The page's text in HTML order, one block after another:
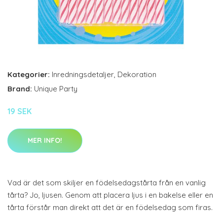
Kategorier: Inredningsdetaljer, Dekoration
Brand: Unique Party
19 SEK
MER INFO!
Vad är det som skiljer en födelsedagstårta från en vanlig
tårta? Jo, ljusen. Genom att placera ljus i en bakelse eller en
tårta förstår man direkt att det är en födelsedag som firas.